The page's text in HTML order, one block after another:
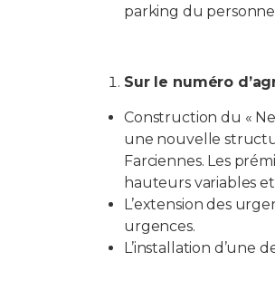
parking du
Sur le numéro
Construction du «
une nouvelle
Farciennes. Les
hauteurs variables
L’extension des
urgences.
L’installation d’une